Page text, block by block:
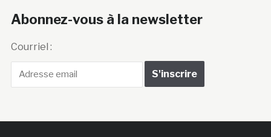
Abonnez-vous à la newsletter
Courriel :